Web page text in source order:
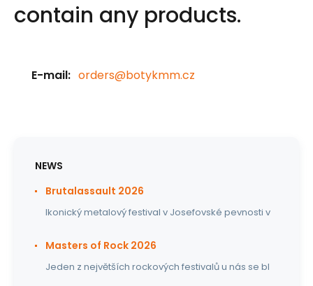
contain any products.
E-mail: orders@botykmm.cz
NEWS
Brutalassault 2026
Ikonický metalový festival v Josefovské pevnosti v
Masters of Rock 2026
Jeden z největších rockových festivalů u nás se bl